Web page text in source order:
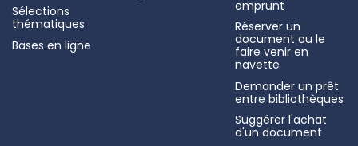
Sélections
thématiques
Bases en ligne
emprunt
Réserver un
document ou le
faire venir en
navette
Demander un prêt
entre bibliothèques
Suggérer l'achat
d'un document